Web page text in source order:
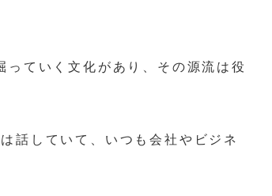
ていく文化があり、その源流は役
話していて、いつも会社やビジネ